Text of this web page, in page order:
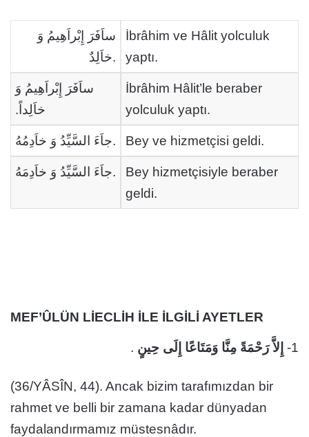
ساَفَرَ إِبْراَهِيمُ وَ
خاَلِدٌ.
İbrâhim ve Hâlit yolculuk
yaptı.
ساَفَرَ إِبْراَهِيمُ وَ
خاَلِداً.
İbrâhim Hâlit’le beraber
yolculuk yaptı.
جاَءَ السَّيِّدُ وَ خاَدِمُهُ. Bey ve hizmetçisi geldi.
جاَءَ السَّيِّدُ وَ خاَدِمَهُ.
Bey hizmetçisiyle beraber
geldi.
MEF’ÛLÜN LİECLİH İLE İLGİLİ AYETLER
1- إِلاَّ رَحْمَةً مِنَّا وَمَتَاعًا إِلَى حِينٍ .
(36/YÂSÎN, 44). Ancak bizim tarafımızdan bir
rahmet ve belli bir zamana kadar dünyadan
faydalandırmamız müstesnâdır.